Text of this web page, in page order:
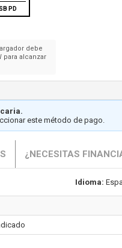
PD
debe
para alcanzar
este método de pago.
¿NECESITAS
Idioma: